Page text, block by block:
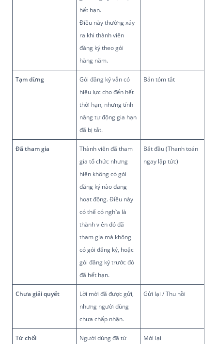
hết hạn.
Điều này thường xảy
ra khi thành viên
đăng ký theo gói
hàng năm.
Tạm dừng
Gói đăng ký vẫn có
hiệu lực cho đến hết
thời hạn, nhưng tính
năng tự động gia hạn
đã bị tắt.
Bản tóm tắt
Đã tham gia
Thành viên đã tham
gia tổ chức nhưng
hiện không có gói
đăng ký nào đang
hoạt động. Điều này
có thể có nghĩa là
thành viên đó đã
tham gia mà không
có gói đăng ký, hoặc
gói đăng ký trước đó
đã hết hạn.
Bắt đầu (Thanh toán
ngay lập tức)
Chưa giải quyết
Lời mời đã được gửi,
nhưng người dùng
chưa chấp nhận.
Gửi lại / Thu hồi
Từ chối
Người dùng đã từ
Mời lại